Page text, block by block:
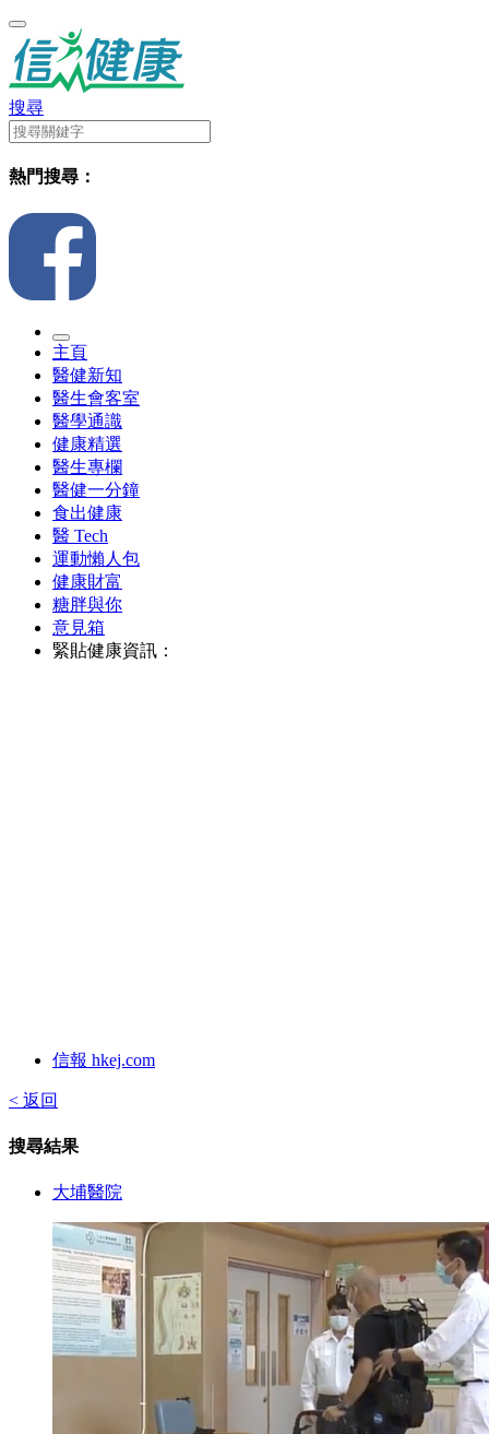
搜尋
熱門搜尋：
主頁
醫健新知
醫生會客室
醫學通識
健康精選
醫生專欄
醫健一分鐘
食出健康
醫 Tech
運動懶人包
健康財富
糖胖與你
意見箱
緊貼健康資訊：
信報 hkej.com
< 返回
搜尋結果
大埔醫院